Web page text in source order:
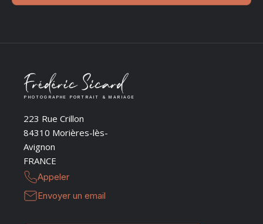
PHOTOGRAPHE PORTRAIT & MARIAGE
223 Rue Crillon
84310 Morières-lès-
Avignon
FRANCE
Appeler
Envoyer un email